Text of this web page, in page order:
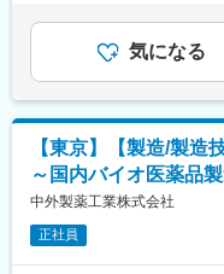
世界水準のバイオ技
製薬グループ」の中
同社です。がん治療
高いシェアをもって
がん領域売上シェア
社員は皆患者さんの
変更の範囲：会社の定
■お任せする仕事内容：
・内部監査人として
経営への代理報告
・部門内で担当割さ
■募集背景：
テルモグループは、
グローバルでのガバ
めています。現在の
格あり（年1回）■職
金額であり、選考を
は固定手当を含めた
気になる
【東京】【製造/製
～国内バイオ医薬品
中外製薬工業株式会社
正社員